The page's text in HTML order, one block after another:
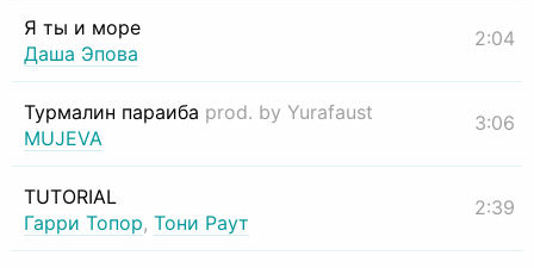
Я ты и море
Даша Эпова
2:04
Турмалин параиба prod. by Yurafaust
MUJEVA
3:06
TUTORIAL
Гарри Топор, Тони Раут
2:39